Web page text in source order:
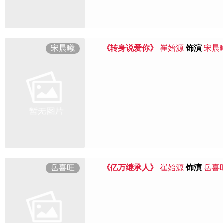
宋晨曦 《转身说爱你》 崔始源 饰演 宋晨
岳喜旺 《亿万继承人》 崔始源 饰演 岳喜